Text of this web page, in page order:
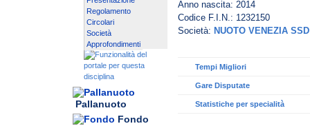
Regolamento
Circolari
Società
Approfondimenti
Pallanuoto
Fondo
Anno nascita: 2014
Codice F.I.N.: 1232150
Società: NUOTO VENEZIA SSD
Tempi Migliori
Gare Disputate
Statistiche per specialità